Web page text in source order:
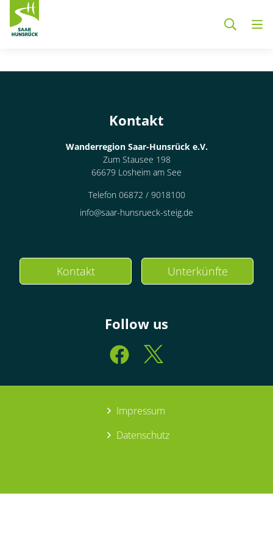
Kontakt
Wanderregion Saar-Hunsrück e.V.
Zum Stausee 198
66679 Losheim am See
Telefon 06872 / 9018100
info@saar-hunsrueck-steig.de
Kontakt Unterkünfte
Follow us
Impressum
Datenschutz